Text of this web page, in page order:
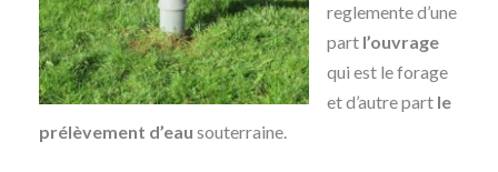
reglemente d’une
part l’ouvrage
qui est le forage
et d’autre part le
prélèvement d’eau souterraine.